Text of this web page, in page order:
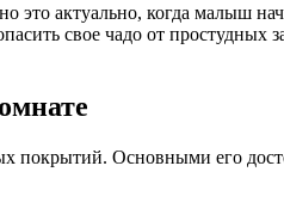
актуально, когда малыш
свое чадо от
покрытий. Основными его